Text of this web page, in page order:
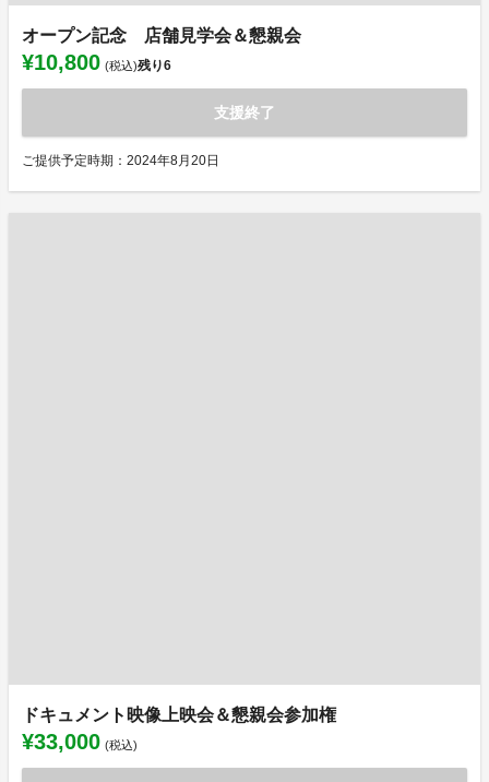
オープン記念 店舗見学会＆懇親会
¥10,800 (税込)残り6
支援終了
ご提供予定時期：2024年8月20日
ドキュメント映像上映会＆懇親会参加権
¥33,000 (税込)